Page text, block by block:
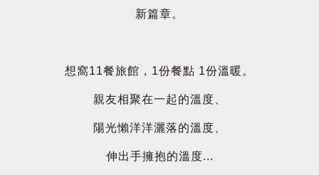
新篇章。
想窩11餐旅館，1份餐點 1份溫暖。
親友相聚在一起的溫度、
陽光懶洋洋灑落的溫度、
伸出手擁抱的溫度...